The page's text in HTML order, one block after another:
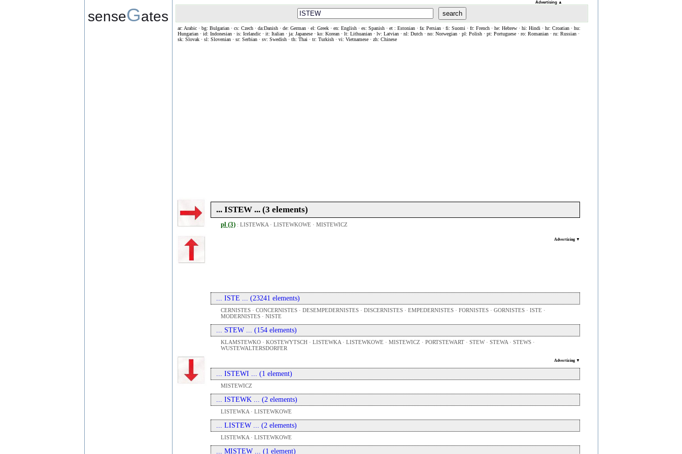
senseGates
Advertising ▲
search
ar: Arabic · bg: Bulgarian · cs: Czech · da:Danish · de: German · el: Greek · en: English · es: Spanish · et : Estonian · fa: Persian · fi: Suomi · fr: French · he: Hebrew · hi: Hindi · hr: Croatian · hu:
Hungarian · id: Indonesian · is: Icelandic · it: Italian · ja: Japanese · ko: Korean · lt: Lithuanian · lv: Latvian · nl: Dutch · no: Norwegian · pl: Polish · pt: Portuguese · ro: Romanian · ru: Russian ·
sk: Slovak · sl: Slovenian · sr: Serbian · sv: Swedish · th: Thai · tr: Turkish · vi: Vietnamese · zh: Chinese
... ISTEW ... (3 elements)
pl (3) : LISTEWKA · LISTEWKOWE · MISTEWICZ
Advertizing ▼
... ISTE ... (23241 elements)
CERNISTES · CONCERNISTES · DESEMPEDERNISTES · DISCERNISTES · EMPEDERNISTES · FORNISTES · GORNISTES · ISTE ·
MODERNISTES · NISTE
... STEW ... (154 elements)
KLAMSTEWKO · KOSTEWYTSCH · LISTEWKA · LISTEWKOWE · MISTEWICZ · PORTSTEWART · STEW · STEWA · STEWS ·
WUSTEWALTERSDORFER
Advertizing ▼
... ISTEWI ... (1 element)
MISTEWICZ
... ISTEWK ... (2 elements)
LISTEWKA · LISTEWKOWE
... LISTEW ... (2 elements)
LISTEWKA · LISTEWKOWE
... MISTEW ... (1 element)